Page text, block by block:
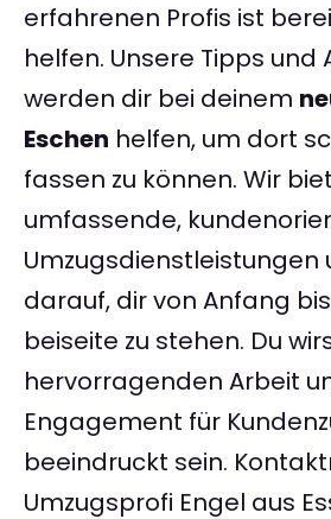
erfahrenen Profis ist
helfen. Unsere Tipps und
werden dir bei deinem
Eschen helfen, um dort
fassen zu können. Wir
umfassende,
Umzugsdienstleistungen
darauf, dir von Anfang
beiseite zu stehen. Du
hervorragenden Arbeit
Engagement für
beeindruckt sein.
Umzugsprofi Engel aus